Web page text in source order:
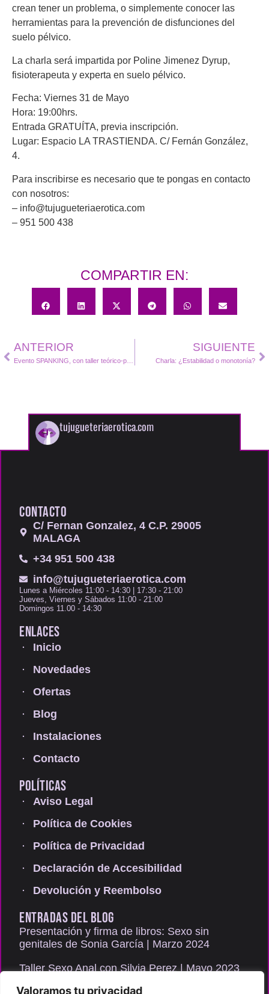
Valoramos tu privacidad
crean tener un problema, o simplemente conocer las
herramientas para la prevención de disfunciones del
suelo pélvico.
La charla será impartida por Poline Jimenez Dyrup,
fisioterapeuta y experta en suelo pélvico.
Fecha: Viernes 31 de Mayo
Hora: 19:00hrs.
Entrada GRATUÍTA, previa inscripción.
Lugar: Espacio LA TRASTIENDA. C/ Fernán González,
4.
Para inscribirse es necesario que te pongas en contacto
con nosotros:
– info@tujugueteriaerotica.com
– 951 500 438
COMPARTIR EN:
ANTERIOR SIGUIENTE
Charla: ¿Estabilidad o monotonía?
tujugueteriaerotica.com
CONTACTO
C/ Fernan Gonzalez, 4 C.P. 29005
MALAGA
+34 951 500 438
info@tujugueteriaerotica.com
Lunes a Miércoles 11:00 - 14:30 | 17:30 - 21:00
Jueves, Viernes y Sábados 11:00 - 21:00
Domingos 11.00 - 14:30
ENLACES
Inicio
Novedades
Ofertas
Blog
Instalaciones
Contacto
POLÍTICAS
Aviso Legal
Política de Cookies
Política de Privacidad
Declaración de Accesibilidad
Devolución y Reembolso
ENTRADAS DEL BLOG
Presentación y firma de libros: Sexo sin
genitales de Sonia García | Marzo 2024
Taller Sexo Anal con Silvia Perez | Mayo 2023